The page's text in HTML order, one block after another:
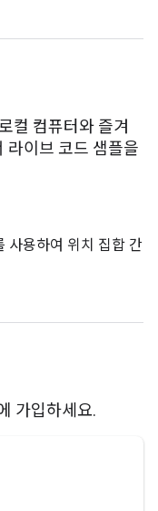
컬 컴퓨터와 즐겨
라이브 코드 샘플을
용하여 위치 집합 간
가입하세요.